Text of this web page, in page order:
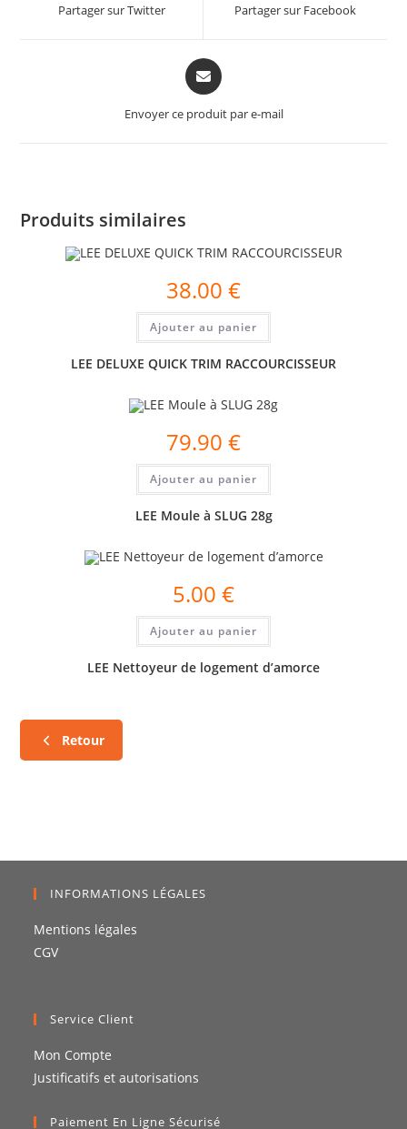
Partager sur Twitter Partager sur Facebook
Envoyer ce produit par e-mail
Produits similaires
38.00 €
Ajouter au panier
LEE DELUXE QUICK TRIM RACCOURCISSEUR
79.90 €
Ajouter au panier
LEE Moule à SLUG 28g
5.00 €
Ajouter au panier
LEE Nettoyeur de logement d’amorce
Retour
INFORMATIONS LÉGALES
Mentions légales
CGV
Service Client
Mon Compte
Justificatifs et autorisations
Paiement En Ligne Sécurisé